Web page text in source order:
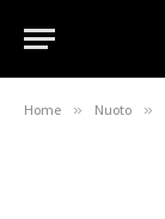
Home » Nuoto »